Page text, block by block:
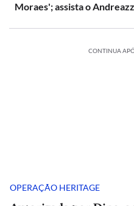
Moraes'; assista o
CONTINUA
OPERAÇÃO HERITAGE